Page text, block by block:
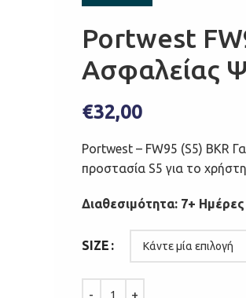
Portwest
Ασφαλείας
€32,00
Portwest – FW95 (S5) BKR
προστασία S5 για το
Διαθεσιμότητα: 7+ Ημέρες
SIZE